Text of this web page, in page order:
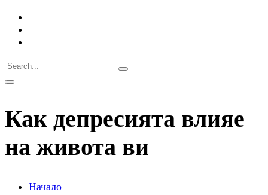
Как депресията влияе
на живота ви
Начало